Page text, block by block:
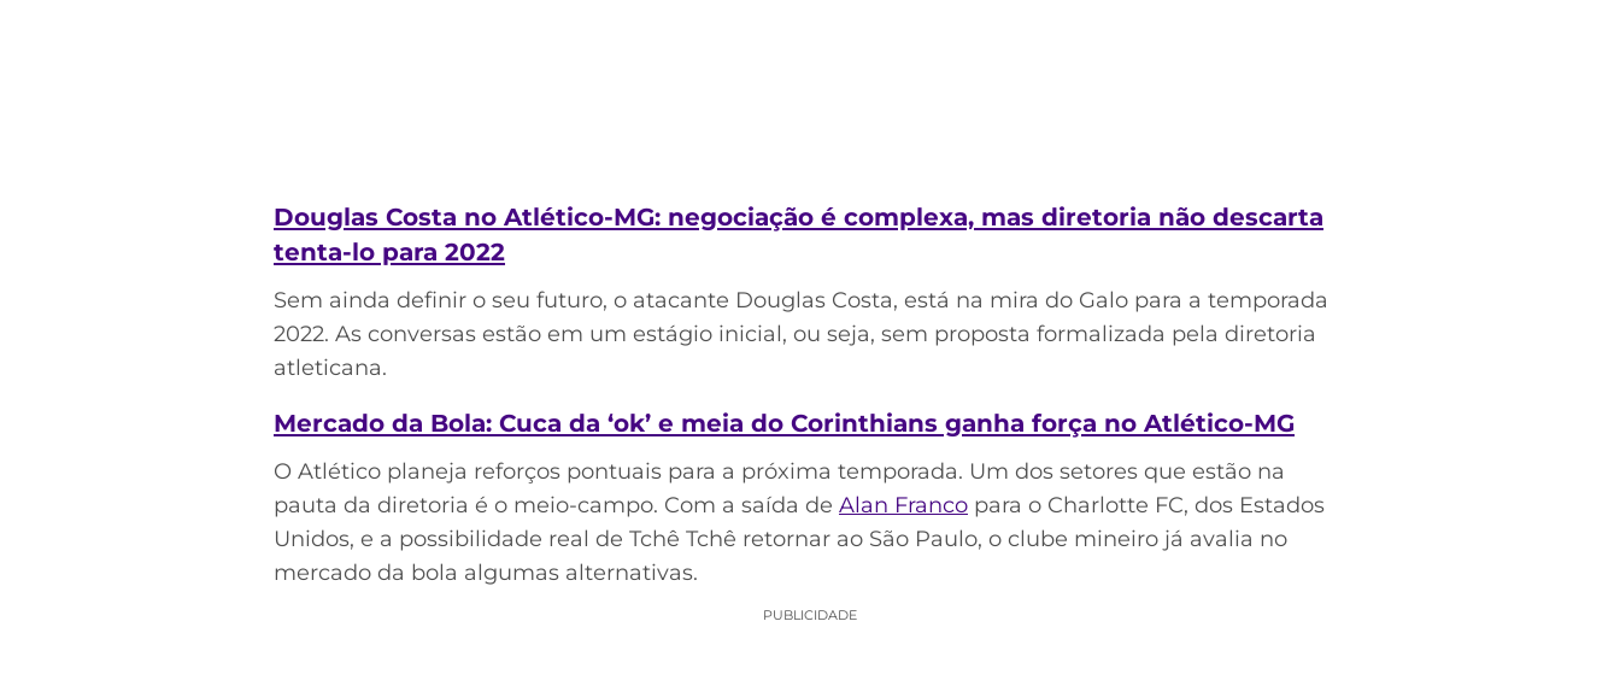
Douglas Costa no Atlético-MG: negociação é complexa, mas diretoria não descarta
tenta-lo para 2022
Sem ainda definir o seu futuro, o atacante Douglas Costa, está na mira do Galo para a temporada
2022. As conversas estão em um estágio inicial, ou seja, sem proposta formalizada pela diretoria
atleticana.
Mercado da Bola: Cuca da ‘ok’ e meia do Corinthians ganha força no Atlético-MG
O Atlético planeja reforços pontuais para a próxima temporada. Um dos setores que estão na
pauta da diretoria é o meio-campo. Com a saída de Alan Franco para o Charlotte FC, dos Estados
Unidos, e a possibilidade real de Tchê Tchê retornar ao São Paulo, o clube mineiro já avalia no
mercado da bola algumas alternativas.
PUBLICIDADE